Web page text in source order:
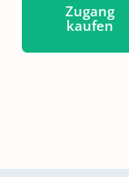
Zugang
kaufen